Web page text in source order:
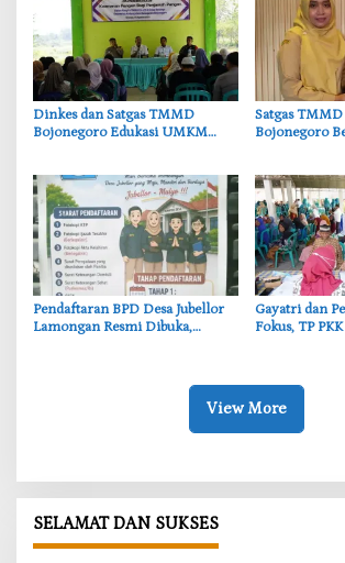
‎Dinkes dan Satgas TMMD
Bojonegoro Edukasi UMKM
‎Satgas
Bojonegoro
Pendaftaran BPD Desa Jubellor
Lamongan Resmi Dibuka,
‎Gayatri dan
Fokus, TP
View More
SELAMAT DAN SUKSES